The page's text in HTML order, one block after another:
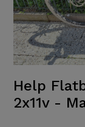
Help
2x11v -